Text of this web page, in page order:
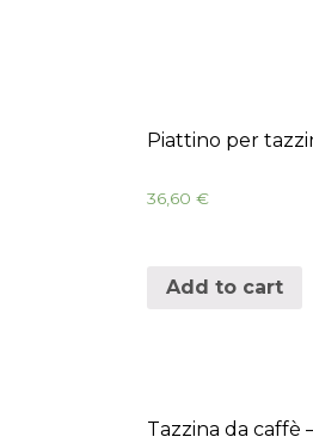
Piattino per
36,60 €
Add to cart
Tazzina da caffè